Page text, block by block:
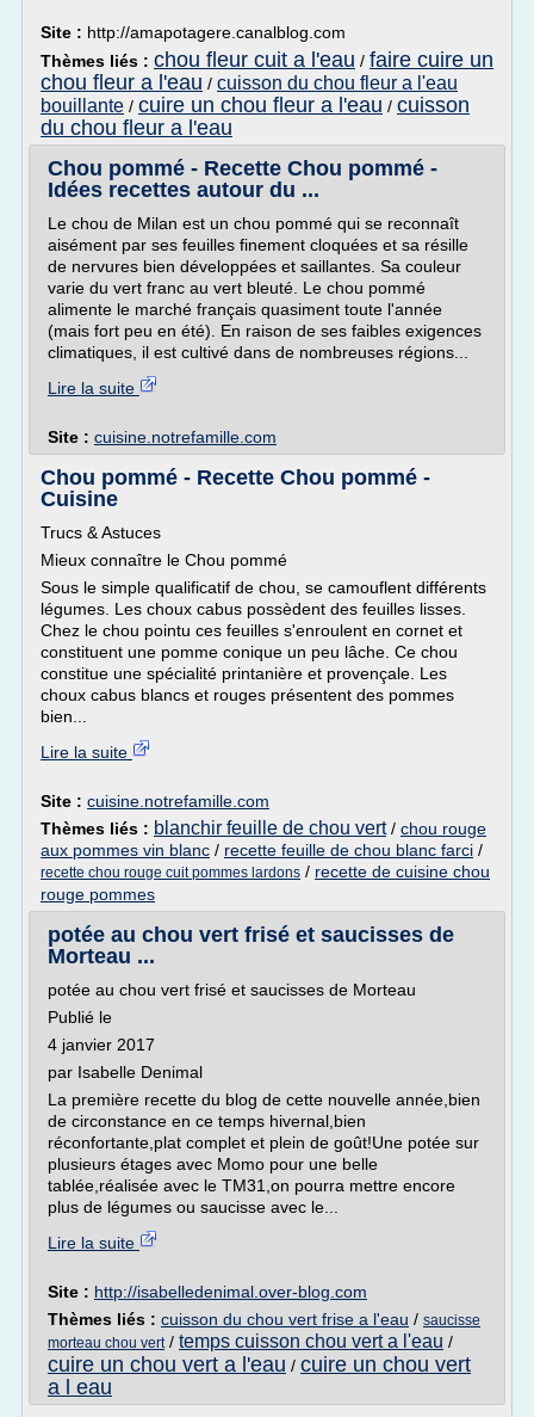
Site : http://amapotagere.canalblog.com
Thèmes liés : chou fleur cuit a l'eau / faire cuire un
chou fleur a l'eau / cuisson du chou fleur a l'eau
bouillante / cuire un chou fleur a l'eau / cuisson
du chou fleur a l'eau
Chou pommé - Recette Chou pommé -
Idées recettes autour du ...
Le chou de Milan est un chou pommé qui se reconnaît
aisément par ses feuilles finement cloquées et sa résille
de nervures bien développées et saillantes. Sa couleur
varie du vert franc au vert bleuté. Le chou pommé
alimente le marché français quasiment toute l'année
(mais fort peu en été). En raison de ses faibles exigences
climatiques, il est cultivé dans de nombreuses régions...
Lire la suite
Site : cuisine.notrefamille.com
Chou pommé - Recette Chou pommé -
Cuisine
Trucs & Astuces
Mieux connaître le Chou pommé
Sous le simple qualificatif de chou, se camouflent différents
légumes. Les choux cabus possèdent des feuilles lisses.
Chez le chou pointu ces feuilles s'enroulent en cornet et
constituent une pomme conique un peu lâche. Ce chou
constitue une spécialité printanière et provençale. Les
choux cabus blancs et rouges présentent des pommes
bien...
Lire la suite
Site : cuisine.notrefamille.com
Thèmes liés : blanchir feuille de chou vert/ chou rouge
aux pommes vin blanc / recette feuille de chou blanc farci /
recette chou rouge cuit pommes lardons / recette de cuisine chou
rouge pommes
potée au chou vert frisé et saucisses de
Morteau ...
potée au chou vert frisé et saucisses de Morteau
Publié le
4 janvier 2017
par Isabelle Denimal
La première recette du blog de cette nouvelle année,bien
de circonstance en ce temps hivernal,bien
réconfortante,plat complet et plein de goût!Une potée sur
plusieurs étages avec Momo pour une belle
tablée,réalisée avec le TM31,on pourra mettre encore
plus de légumes ou saucisse avec le...
Lire la suite
Site : http://isabelledenimal.over-blog.com
Thèmes liés : cuisson du chou vert frise a l'eau / saucisse
morteau chou vert/ temps cuisson chou vert a l'eau /
cuire un chou vert a l'eau / cuire un chou vert
a l eau